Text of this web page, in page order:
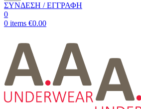
ΣΥΝΔΕΣΗ / ΕΓΓΡΑΦΗ
0
0 items €0.00